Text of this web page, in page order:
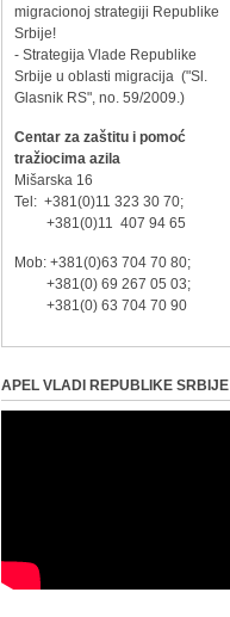
migracionoj strategiji Republike
Srbije!
- Strategija Vlade Republike
Srbije u oblasti migracija ("Sl.
Glasnik RS", no. 59/2009.)
Centar za zaštitu i pomoć
tražiocima azila
Mišarska 16
Tel: +381(0)11 323 30 70;
+381(0)11 407 94 65
Mob: +381(0)63 704 70 80;
+381(0) 69 267 05 03;
+381(0) 63 704 70 90
APEL VLADI REPUBLIKE SRBIJE